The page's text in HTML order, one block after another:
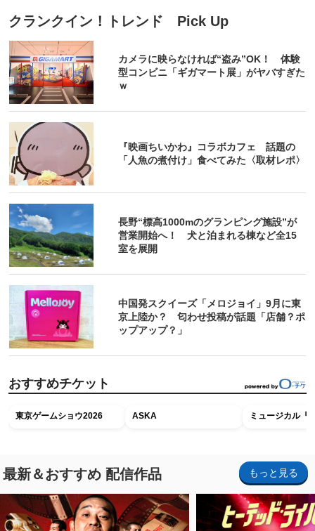
クランクイン！トレンド Pick Up
カメラに映らなければ“盗み”OK！ 体験
型コンビニ「ギガマート展」がヤバすぎた
ｗ
『映画ちいかわ』コラボカフェ 話題の
「人魚の煮付け」食べてみた〈取材レポ〉
長野“標高1000mのグランピング施設”が
営業開始へ！ 犬と泊まれる棟など全15
室を展開
中国発スクイーズ「メロジョイ」9月に東
京上陸か？ 匂わせ投稿が話題「店舗？ポ
ップアップ？」
おすすめチケット
東京ゲームショウ2026 ASKA ミュージカル『
最新＆おすすめ 配信作品 もっと見る